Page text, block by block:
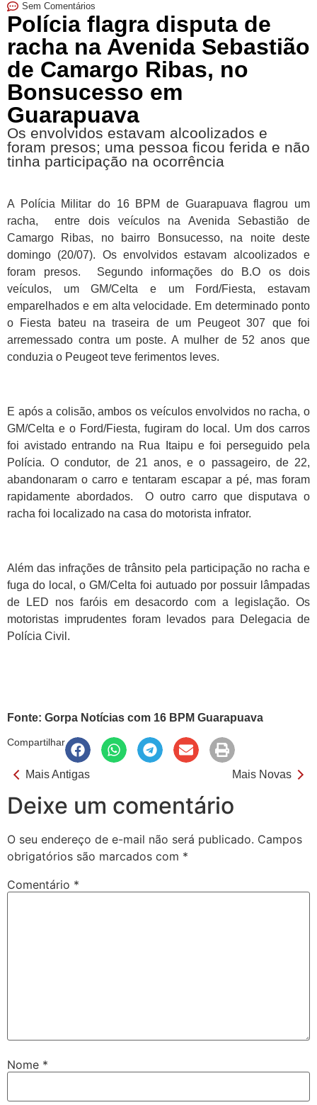
Sem Comentários
Polícia flagra disputa de
racha na Avenida Sebastião
de Camargo Ribas, no
Bonsucesso em
Guarapuava
Os envolvidos estavam alcoolizados e
foram presos; uma pessoa ficou ferida e não
tinha participação na ocorrência
A Polícia Militar do 16 BPM de Guarapuava flagrou um
racha, entre dois veículos na Avenida Sebastião de
Camargo Ribas, no bairro Bonsucesso, na noite deste
domingo (20/07). Os envolvidos estavam alcoolizados e
foram presos. Segundo informações do B.O os dois
veículos, um GM/Celta e um Ford/Fiesta, estavam
emparelhados e em alta velocidade. Em determinado ponto
o Fiesta bateu na traseira de um Peugeot 307 que foi
arremessado contra um poste. A mulher de 52 anos que
conduzia o Peugeot teve ferimentos leves.
E após a colisão, ambos os veículos envolvidos no racha, o
GM/Celta e o Ford/Fiesta, fugiram do local. Um dos carros
foi avistado entrando na Rua Itaipu e foi perseguido pela
Polícia. O condutor, de 21 anos, e o passageiro, de 22,
abandonaram o carro e tentaram escapar a pé, mas foram
rapidamente abordados. O outro carro que disputava o
racha foi localizado na casa do motorista infrator.
Além das infrações de trânsito pela participação no racha e
fuga do local, o GM/Celta foi autuado por possuir lâmpadas
de LED nos faróis em desacordo com a legislação. Os
motoristas imprudentes foram levados para Delegacia de
Polícia Civil.
Fonte: Gorpa Notícias com 16 BPM Guarapuava
Compartilhar
Mais Antigas Mais Novas
Deixe um comentário
O seu endereço de e-mail não será publicado. Campos
obrigatórios são marcados com *
Comentário *
Nome *